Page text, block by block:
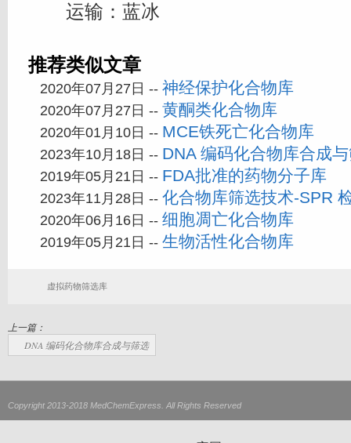
运输：蓝冰
推荐类似文章
2020年07月27日 -- 神经保护化合物库
2020年07月27日 -- 黄酮类化合物库
2020年01月10日 -- MCE铁死亡化合物库
2023年10月18日 -- DNA 编码化合物库合成
2019年05月21日 -- FDA批准的药物分子库
2023年11月28日 -- 化合物库筛选技术-SPR
2020年06月16日 -- 细胞凋亡化合物库
2019年05月21日 -- 生物活性化合物库
虚拟药物筛选库
上一篇：
DNA 编码化合物库合成与筛选
Copyright 2013-2018 MedChemExpress. All Rights Reserved